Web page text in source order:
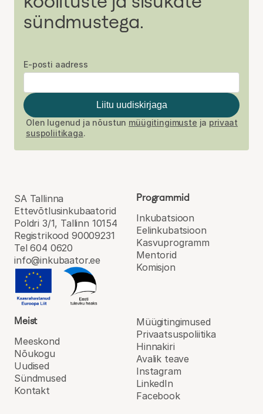
sündmustega.
E-posti aadress
Liitu uudiskirjaga
Olen lugenud ja nõustun müügitingimuste ja privaat
suspoliitikaga.
SA Tallinna
Ettevõtlusinkubaatorid
Poldri 3/1, Tallinn 10154
Registrikood 90009231
Tel 604 0620
info@inkubaator.ee
Programmid
Inkubatsioon
Eel­inkubatsioon
Kasvu­programm
Mentorid
Komisjon
Meist
Meeskond
Nõukogu
Uudised
Sündmused
Kontakt
Müügitingimused
Privaatsuspoliitika
Hinnakiri
Avalik teave
Instagram
LinkedIn
Facebook